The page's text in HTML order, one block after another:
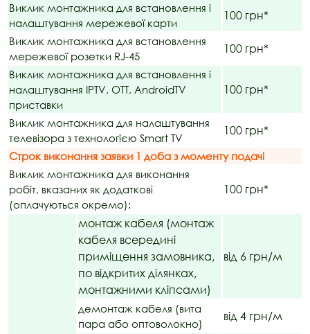
Виклик монтажника для встановлення і
налаштування мережевої карти
100 грн*
Виклик монтажника для встановлення
мережевої розетки RJ-45
100 грн*
Виклик монтажника для встановлення і
налаштування IPTV, OTT, AndroidTV
приставки
100 грн*
Виклик монтажника для налаштування
телевізора з технологією Smart TV
100 грн*
Строк виконання заявки 1 доба з моменту подачі
Виклик монтажника для виконання
робіт, вказаних як додаткові
(оплачуються окремо):
100 грн*
монтаж кабеля (монтаж
кабеля всередині
приміщення замовника,
по відкритих ділянках,
монтажними кліпсами)
від 6 грн/м
демонтаж кабеля (вита
пара або оптоволокно)
від 4 грн/м